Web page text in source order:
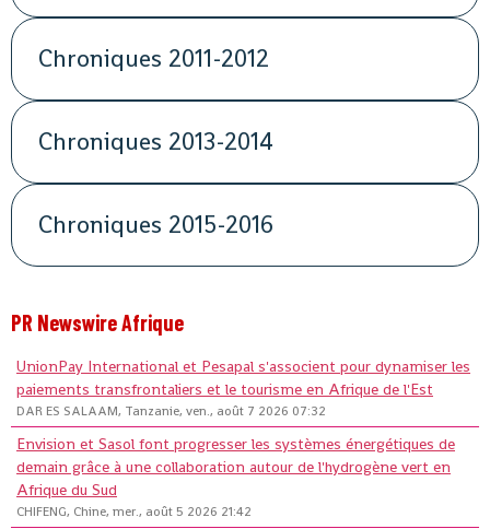
Chroniques 2011-2012
Chroniques 2013-2014
Chroniques 2015-2016
PR Newswire Afrique
UnionPay International et Pesapal s'associent pour dynamiser les
paiements transfrontaliers et le tourisme en Afrique de l'Est
DAR ES SALAAM, Tanzanie, ven., août 7 2026 07:32
Envision et Sasol font progresser les systèmes énergétiques de
demain grâce à une collaboration autour de l'hydrogène vert en
Afrique du Sud
CHIFENG, Chine, mer., août 5 2026 21:42